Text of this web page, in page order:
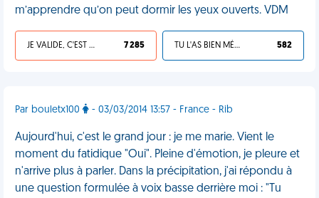
m’apprendre qu’on peut dormir les yeux ouverts. VDM
JE VALIDE, C'EST UNE VDM 7 285 TU L'AS BIEN MÉRITÉ 582
Par bouletx100 - 03/03/2014 13:57 - France - Rib
Aujourd'hui, c'est le grand jour : je me marie. Vient le
moment du fatidique "Oui". Pleine d'émotion, je pleure et
n'arrive plus à parler. Dans la précipitation, j'ai répondu à
une question formulée à voix basse derrière moi : "Tu